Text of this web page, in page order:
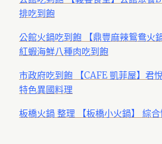
排吃到飽
公館火鍋吃到飽 【鼎豐麻辣鴛鴦火
紅蝦海鮮八種肉吃到飽
市政府吃到飽 【CAFE 凱菲屋】君
特色異國料理
板橋火鍋 整理 【板橋小火鍋】 綜